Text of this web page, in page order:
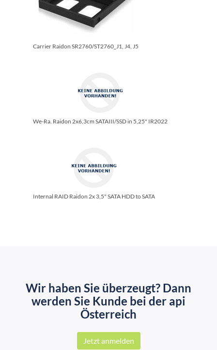
Carrier Raidon SR2760/­ST2760_J1, J4, J5
We-Ra. Raidon 2x6,3cm SATAIII/­SSD in 5,25" IR2022
Internal RAID Raidon 2x 3,5" SATA HDD to SATA
Wir haben Sie überzeugt? Dann
werden Sie Kunde bei der api
Österreich
Jetzt anmelden